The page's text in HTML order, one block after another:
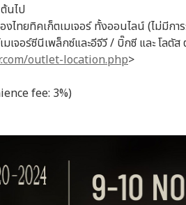
นไป
ไทยทิคเก็ตเมเจอร์ ทั้งออนไลน์ (ไม่มีกา
เจอร์ซีนีเพล็กซ์และอีจีวี / บิ๊กซี และ โลตั
outlet-location.php>
fee: 3%)